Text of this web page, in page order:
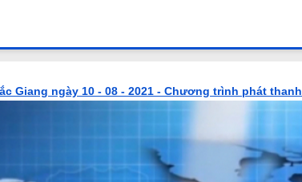
Giang ngày 10 - 08 - 2021 - Chương trình phát thanh